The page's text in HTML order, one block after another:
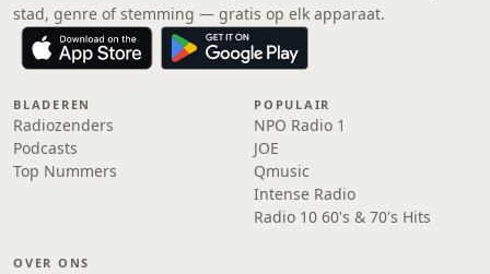
stad, genre of stemming — gratis op elk apparaat.
BLADEREN
Radiozenders
Podcasts
Top Nummers
POPULAIR
NPO Radio 1
JOE
Qmusic
Intense Radio
Radio 10 60's & 70's Hits
OVER ONS